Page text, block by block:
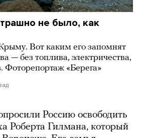
не было, как
Вот каким его запомнят
— без топлива, электричества,
Фоторепортаж «Берега»
Россию освободить
Роберта Гилмана, который